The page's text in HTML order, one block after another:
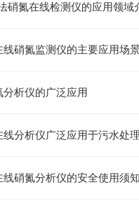
硝氮在线检测仪的应用领域
线硝氮监测仪的主要应用场
分析仪的广泛应用
线硝氮分析仪的安全使用须知